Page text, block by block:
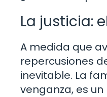
La justicia:
A medida que
repercusiones
inevitable. La
venganza, es